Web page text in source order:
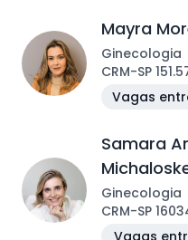
Mayra
Ginecologia
CRM-SP
Vagas
Samara
Ginecologia
CRM-SP
Vagas